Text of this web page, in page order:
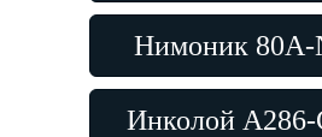
Нимоник 80A-
Инколой A286-